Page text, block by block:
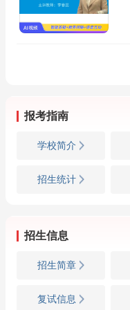
报考指南
学校简介
招生统计
招生信息
招生简章
复试信息